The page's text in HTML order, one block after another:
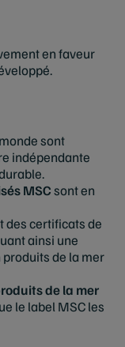
en faveur
sont
indépendante
MSCsont en
des certificats de
ainsi une
de la mer
de la mer
le label MSC les